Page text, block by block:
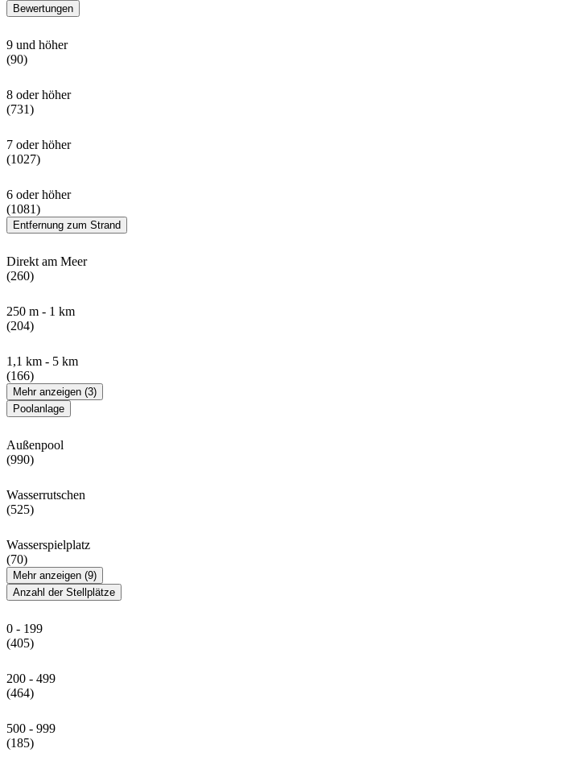
Bewertungen
9 und höher
(90)
8 oder höher
(731)
7 oder höher
(1027)
6 oder höher
(1081)
Entfernung zum Strand
Direkt am Meer
(260)
250 m - 1 km
(204)
1,1 km - 5 km
(166)
Mehr anzeigen (3)
Poolanlage
Außenpool
(990)
Wasserrutschen
(525)
Wasserspielplatz
(70)
Mehr anzeigen (9)
Anzahl der Stellplätze
0 - 199
(405)
200 - 499
(464)
500 - 999
(185)